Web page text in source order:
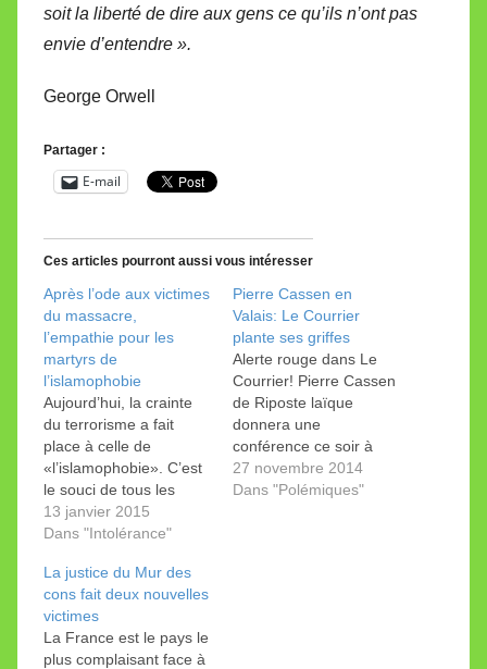
soit la liberté de dire aux gens ce qu’ils n’ont pas
envie d’entendre ».
George Orwell
Partager :
E-mail
Ces articles pourront aussi vous intéresser
Après l’ode aux victimes
du massacre,
l’empathie pour les
martyrs de
l’islamophobie
Aujourd’hui, la crainte
du terrorisme a fait
place à celle de
«l’islamophobie». C’est
le souci de tous les
médias qui n’en
peuvent plus de tendre
victimes musulmanes
passées, présentes et -
plus sûrement encore-
futures de ce fléau.
13 janvier 2015
Dans "Intolérance"
Pierre Cassen en
Valais: Le Courrier
plante ses griffes
Alerte rouge dans Le
Courrier! Pierre Cassen
de Riposte laïque
donnera une
conférence ce soir à
Savièse. Très
dangereuses, les
27 novembre 2014
Dans "Polémiques"
La justice du Mur des
cons fait deux nouvelles
victimes
La France est le pays le
plus complaisant face à